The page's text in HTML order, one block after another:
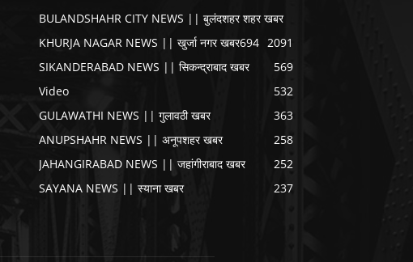
BULANDSHAHR CITY NEWS || बुलंदशहर शहर खबर
2091
KHURJA NAGAR NEWS || खुर्जा नगर खबर694
SIKANDERABAD NEWS || सिकन्द्राबाद खबर
569
Video
532
GULAWATHI NEWS || गुलावठी खबर
363
ANUPSHAHR NEWS || अनूपशहर खबर
258
JAHANGIRABAD NEWS || जहांगीराबाद खबर
252
SAYANA NEWS || स्याना खबर
237